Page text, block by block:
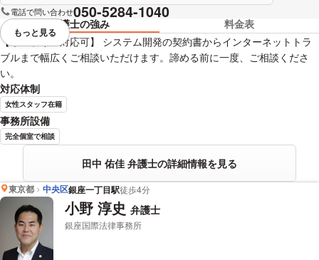
電話で問い合わせ050-5284-1040
弁護士の強み
料金表
【オンライン対応可】 システム開発の契約書からインターネットトラ
ブルまで幅広くご相談いただけます。諦める前に一度、ご相談くださ
い。
対応体制
女性スタッフ在籍
事務所設備
完全個室で相談
田中 佑佳 弁護士の詳細情報を見る
視覚的に省略されている要素を
もっと見る
東京都 中央区銀座一丁目駅徒歩4分
小野 淳史 弁護士
銀座国際法律事務所